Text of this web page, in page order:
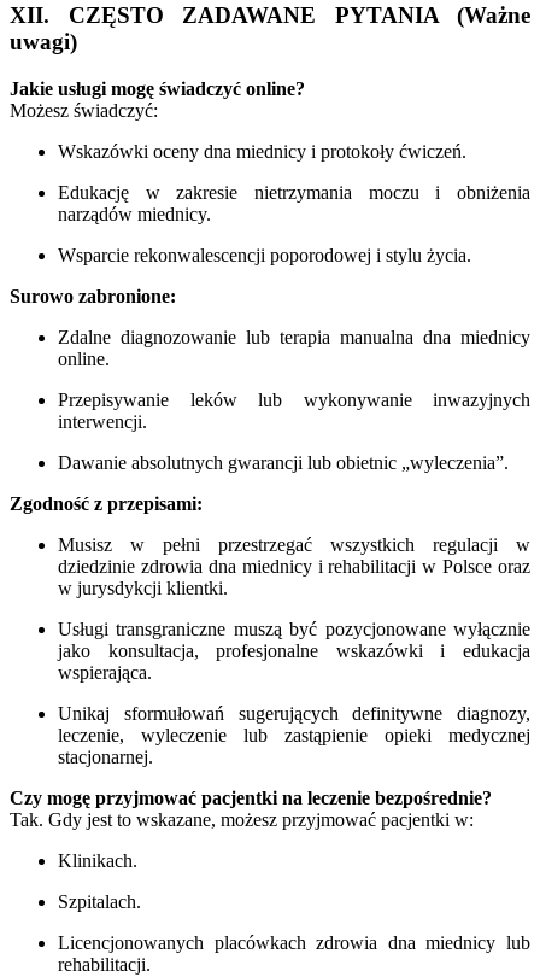
XII. CZĘSTO ZADAWANE PYTANIA (Ważne
uwagi)
Jakie usługi mogę świadczyć online?
Możesz świadczyć:
Wskazówki oceny dna miednicy i protokoły ćwiczeń.
Edukację w zakresie nietrzymania moczu i obniżenia
narządów miednicy.
Wsparcie rekonwalescencji poporodowej i stylu życia.
Surowo zabronione:
Zdalne diagnozowanie lub terapia manualna dna miednicy
online.
Przepisywanie leków lub wykonywanie inwazyjnych
interwencji.
Dawanie absolutnych gwarancji lub obietnic „wyleczenia”.
Zgodność z przepisami:
Musisz w pełni przestrzegać wszystkich regulacji w
dziedzinie zdrowia dna miednicy i rehabilitacji w Polsce oraz
w jurysdykcji klientki.
Usługi transgraniczne muszą być pozycjonowane wyłącznie
jako konsultacja, profesjonalne wskazówki i edukacja
wspierająca.
Unikaj sformułowań sugerujących definitywne diagnozy,
leczenie, wyleczenie lub zastąpienie opieki medycznej
stacjonarnej.
Czy mogę przyjmować pacjentki na leczenie bezpośrednie?
Tak. Gdy jest to wskazane, możesz przyjmować pacjentki w:
Klinikach.
Szpitalach.
Licencjonowanych placówkach zdrowia dna miednicy lub
rehabilitacji.